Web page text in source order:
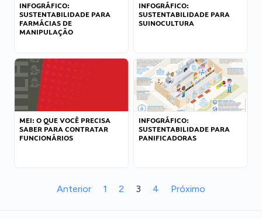
INFOGRÁFICO:
SUSTENTABILIDADE PARA
FARMÁCIAS DE
MANIPULAÇÃO
INFOGRÁFICO:
SUSTENTABILIDADE PARA
SUINOCULTURA
MEI: O QUE VOCÊ PRECISA
SABER PARA CONTRATAR
FUNCIONÁRIOS
INFOGRÁFICO:
SUSTENTABILIDADE PARA
PANIFICADORAS
Anterior 1 2 3 4 Próximo